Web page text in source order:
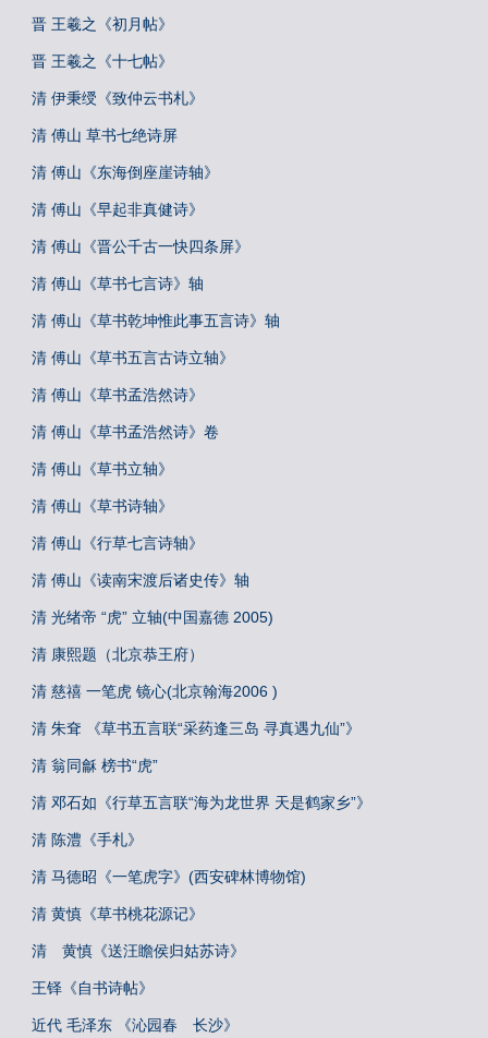
晋 王羲之《初月帖》
晋 王羲之《十七帖》
清 伊秉绶《致仲云书札》
清 傅山 草书七绝诗屏
清 傅山《东海倒座崖诗轴》
清 傅山《早起非真健诗》
清 傅山《晋公千古一快四条屏》
清 傅山《草书七言诗》轴
清 傅山《草书乾坤惟此事五言诗》轴
清 傅山《草书五言古诗立轴》
清 傅山《草书孟浩然诗》
清 傅山《草书孟浩然诗》卷
清 傅山《草书立轴》
清 傅山《草书诗轴》
清 傅山《行草七言诗轴》
清 傅山《读南宋渡后诸史传》轴
清 光绪帝 “虎” 立轴(中国嘉德 2005)
清 康熙题（北京恭王府）
清 慈禧 一笔虎 镜心(北京翰海2006 )
清 朱耷 《草书五言联“采药逢三岛 寻真遇九仙”》
清 翁同龢 榜书“虎”
清 邓石如《行草五言联“海为龙世界 天是鹤家乡”》
清 陈澧《手札》
清 马德昭《一笔虎字》(西安碑林博物馆)
清 黄慎《草书桃花源记》
清 黄慎《送汪瞻侯归姑苏诗》
王铎《自书诗帖》
近代 毛泽东 《沁园春 长沙》